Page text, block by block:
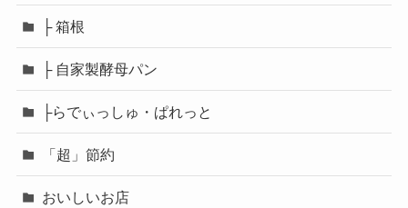
├ 箱根
├ 自家製酵母パン
├らでぃっしゅ・ぱれっと
「超」節約
おいしいお店